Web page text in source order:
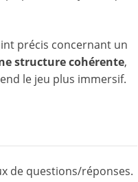
précis concernant un
structure cohérente,
le jeu plus immersif.
de questions/réponses.